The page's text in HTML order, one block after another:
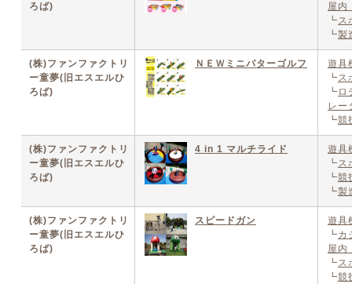
ろば)
屋内
┗ス
┗製
(株)ファンファクトリ
ー童夢(旧エスエルひ
ろば)
ＮＥＷミニパターゴルフ
遊具
┗ス
┗ ロ
レー
┗競
(株)ファンファクトリ
ー童夢(旧エスエルひ
ろば)
4 in 1 マルチライド
遊具
┗ス
┗競
┗製
(株)ファンファクトリ
ー童夢(旧エスエルひ
ろば)
スピードガン
遊具
┗カ
屋内
┗ス
┗競